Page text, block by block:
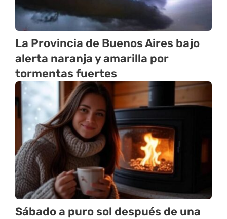
La Provincia de Buenos Aires bajo
alerta naranja y amarilla por
tormentas fuertes
Sábado a puro sol después de una